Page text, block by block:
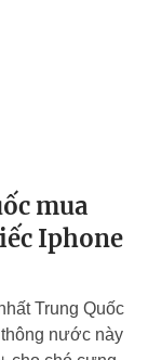
mua
Iphone
Trung Quốc
nước này